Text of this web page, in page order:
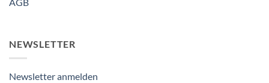
NEWSLETTER
Newsletter anmelden